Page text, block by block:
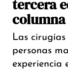
tercera
columna
Las
personas
experiencia